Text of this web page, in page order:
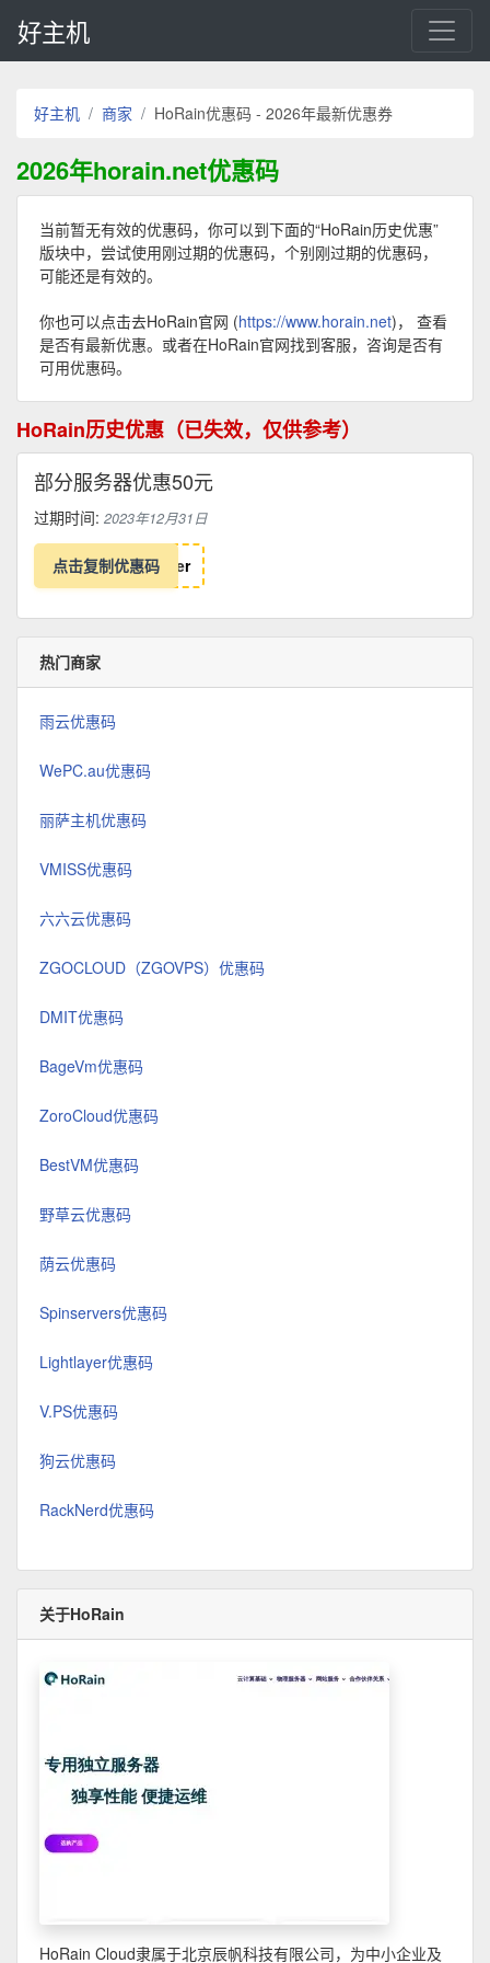
好主机
好主机 商家 HoRain优惠码 - 2026年最新优惠券
2026年horain.net优惠码
当前暂无有效的优惠码，你可以到下面的“HoRain历史优惠”
版块中，尝试使用刚过期的优惠码，个别刚过期的优惠码，
可能还是有效的。
你也可以点击去HoRain官网 (https://www.horain.net)， 查看
是否有最新优惠。或者在HoRain官网找到客服，咨询是否有
可用优惠码。
HoRain历史优惠（已失效，仅供参考）
部分服务器优惠50元
过期时间: 2023年12月31日
点击复制优惠码 er
热门商家
雨云优惠码
WePC.au优惠码
丽萨主机优惠码
VMISS优惠码
六六云优惠码
ZGOCLOUD（ZGOVPS）优惠码
DMIT优惠码
BageVm优惠码
ZoroCloud优惠码
BestVM优惠码
野草云优惠码
荫云优惠码
Spinservers优惠码
Lightlayer优惠码
V.PS优惠码
狗云优惠码
RackNerd优惠码
关于HoRain
HoRain Cloud隶属于北京辰帆科技有限公司，为中小企业及